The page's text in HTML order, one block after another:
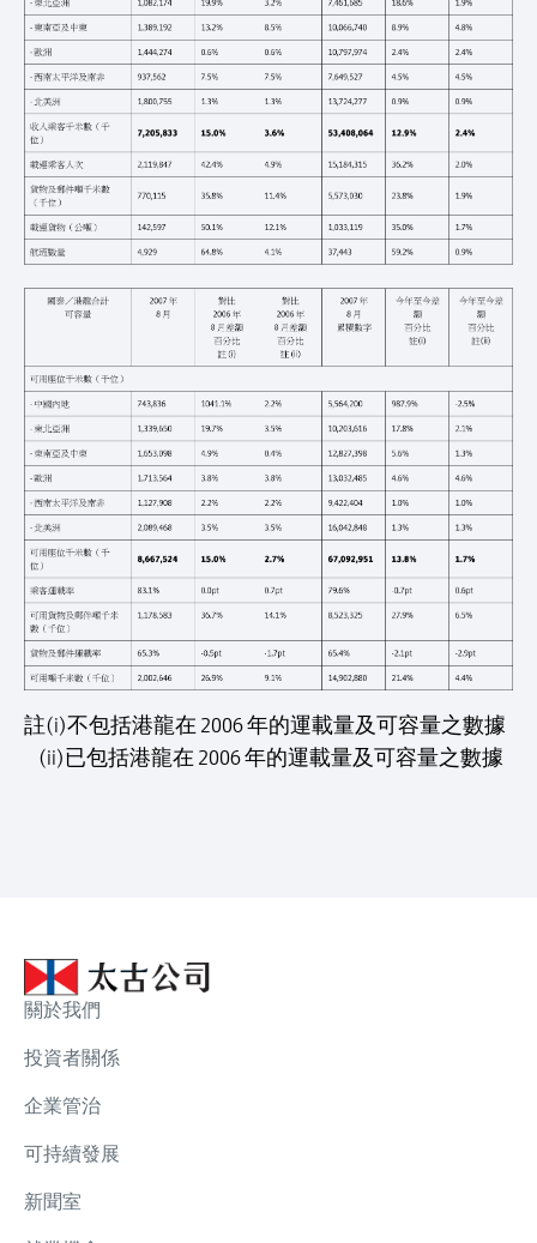
註(i)不包括港龍在 2006 年的運載量及可容量之數據
(ii)已包括港龍在 2006 年的運載量及可容量之數據
關於我們
投資者關係
企業管治
可持續發展
新聞室